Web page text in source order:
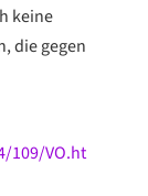
keine
die gegen
109/VO.ht